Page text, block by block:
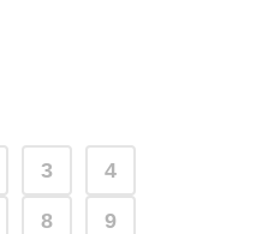
3 4
8 9